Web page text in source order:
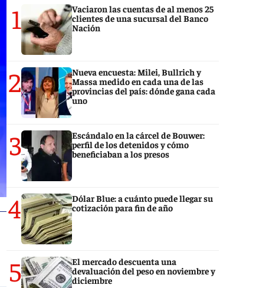
1
Vaciaron las cuentas de al menos 25
clientes de una sucursal del Banco
Nación
2
Nueva encuesta: Milei, Bullrich y
Massa medido en cada una de las
provincias del país: dónde gana cada
uno
3
Escándalo en la cárcel de Bouwer:
perfil de los detenidos y cómo
beneficiaban a los presos
4
Dólar Blue: a cuánto puede llegar su
cotización para fin de año
5
El mercado descuenta una
devaluación del peso en noviembre y
diciembre